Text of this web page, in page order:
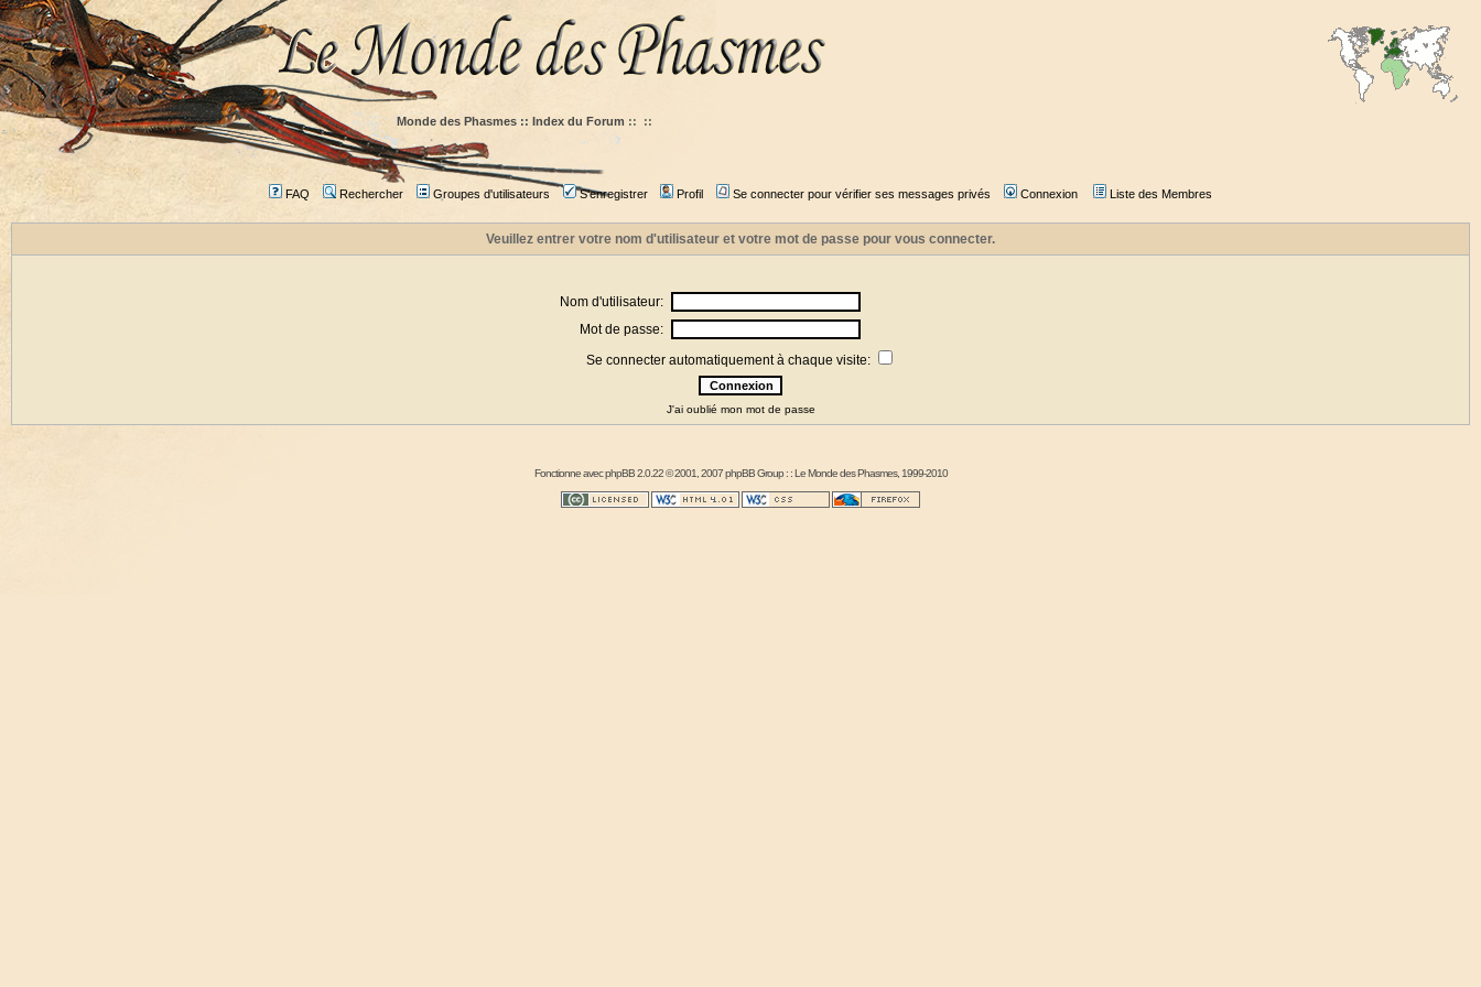
Monde des Phasmes :: Index du Forum :: ::
FAQ Rechercher Groupes d'utilisateurs S'enregistrer Profil Se connecter pour vérifier ses messages privés Connexion Liste des Membres
Veuillez entrer votre nom d'utilisateur et votre mot de passe pour vous connecter.
Nom d'utilisateur:
Mot de passe:
Se connecter automatiquement à chaque visite:
J'ai oublié mon mot de passe
Fonctionne avecphpBB2.0.22 © 2001, 2007 phpBB Group : :Le Monde des Phasmes, 1999-2010